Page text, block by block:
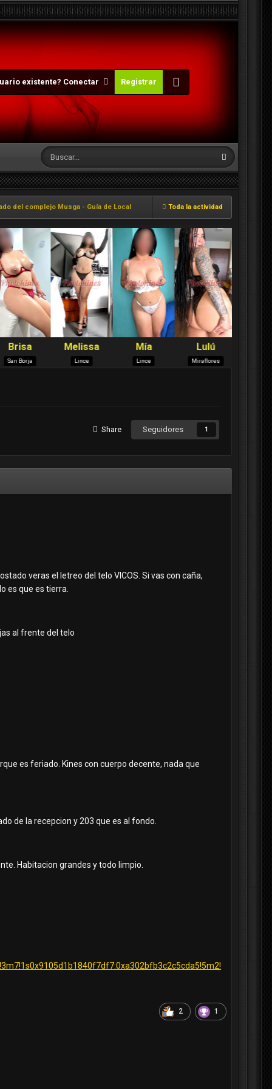
existente? Conectar Registrar
Toda la actividad
del complejo Musga ​- Guía de Local
Share Seguidores 1
veras el letreo del telo VICOS. Si vas con caña,
es que es tierra.
al frente del telo
es feriado. Kines con cuerpo decente, nada que
de la recepcion y 203 que es al fondo.
Habitacion grandes y todo limpio.
2 1